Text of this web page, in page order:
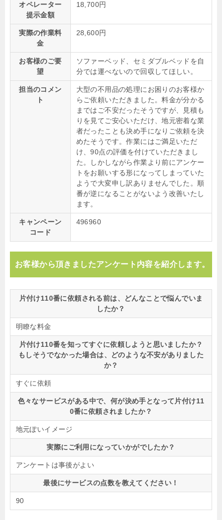
オペレーター
提示金額
18,700円
実際の作業料
金
28,600円
お客様のご要
望
ソファーベッド、セミダブルベッドを自
分では運べないので回収してほしい。
担当のコメン
ト
大型の不用品の処理にお困りのお客様か
らご依頼いただきました。料金が分かる
まではご不安だったそうですが、見積も
りを見てご安心いただけ、地元密着な業
者だったことも決め手になりご依頼を決
めたそうです。作業にはご満足いただ
け、90点の評価を付けていただきまし
た。しかしながら作業より前にアンケー
トをお願いする形になってしまっていた
ようで大変申し訳ありませんでした。順
番が逆になることがないよう改善いたし
ます。
キャンペーン
コード
496960
お客様から頂きましたアンケート内容を紹介します。
片付け110番に依頼される前は、どんなことで悩んでいま
したか？
明瞭な料金
片付け110番を知ってすぐに依頼しようと思いましたか？
もしそうでなかった場合は、どのような不安がありました
か？
すぐに依頼
色々なサービスがある中で、何が決め手となって片付け11
0番に依頼されましたか？
地元ぽいイメージ
実際にご利用になっていかがでしたか？
アンケートは事後がよい
最後にサービスの点数を教えてください！
90